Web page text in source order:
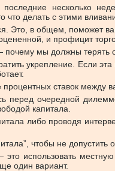
несколько
делать с этими
Это, в общем, поможет
и профицит
почему мы должны
укрепление. Если
ставок между
перед очередной
капитала.
либо проводя
чтобы не
использовать
один вариант.